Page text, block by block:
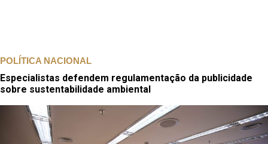
POLÍTICA NACIONAL
Especialistas defendem regulamentação da publicidade
sobre sustentabilidade ambiental